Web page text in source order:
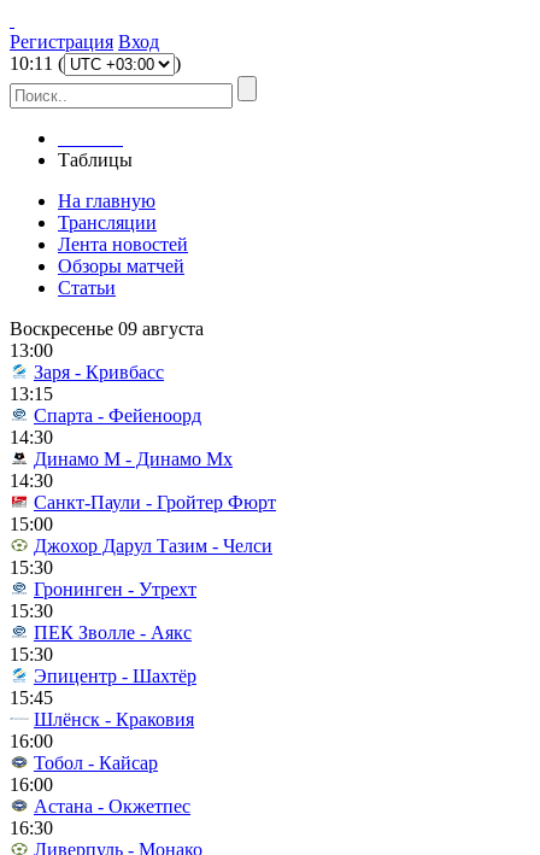
Регистрация Вход
10:11 ( )
Таблицы
На главную
Трансляции
Лента новостей
Обзоры матчей
Статьи
Воскресенье 09 августа
13:00
Заря - Кривбасс
13:15
Спарта - Фейеноорд
14:30
Динамо М - Динамо Мх
14:30
Санкт-Паули - Гройтер Фюрт
15:00
Джохор Дарул Тазим - Челси
15:30
Гронинген - Утрехт
15:30
ПЕК Зволле - Аякс
15:30
Эпицентр - Шахтёр
15:45
Шлёнск - Краковия
16:00
Тобол - Кайсар
16:00
Астана - Окжетпес
16:30
Ливерпуль - Монако